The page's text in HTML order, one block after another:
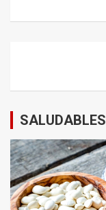
SALUDABLES